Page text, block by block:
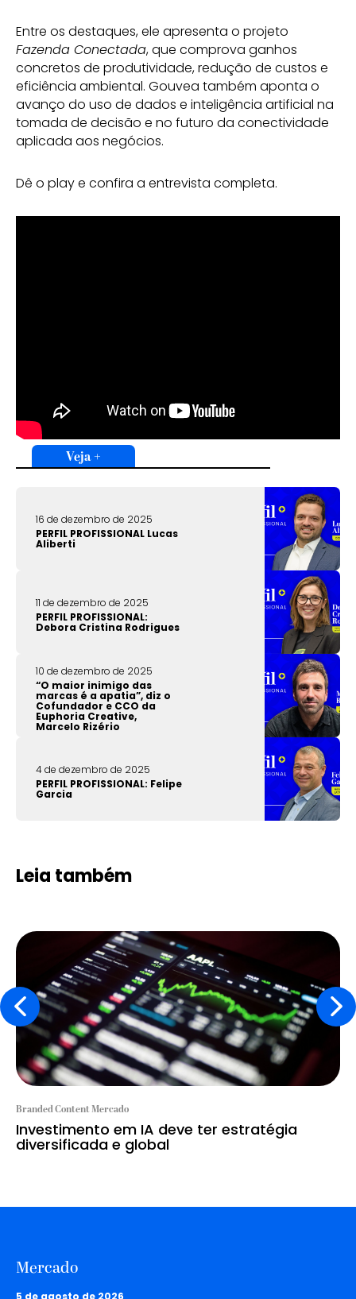
Entre os destaques, ele apresenta o projeto
Fazenda Conectada, que comprova ganhos
concretos de produtividade, redução de custos e
eficiência ambiental. Gouvea também aponta o
avanço do uso de dados e inteligência artificial na
tomada de decisão e no futuro da conectividade
aplicada aos negócios.
Dê o play e confira a entrevista completa.
Veja +
16 de dezembro de 2025
PERFIL PROFISSIONAL Lucas
Aliberti
11 de dezembro de 2025
PERFIL PROFISSIONAL:
Debora Cristina Rodrigues
10 de dezembro de 2025
“O maior inimigo das
marcas é a apatia”, diz o
Cofundador e CCO da
Euphoria Creative,
Marcelo Rizério
4 de dezembro de 2025
PERFIL PROFISSIONAL: Felipe
Garcia
Leia também
Branded Content Mercado
Investimento em IA deve ter estratégia
diversificada e global
Mercado